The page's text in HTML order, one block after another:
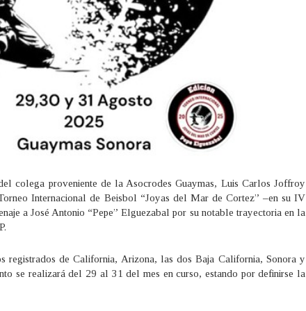
colega proveniente de la Asocrodes Guaymas, Luis Carlos Joffroy
Internacional de Beisbol “Joyas del Mar de Cortez” –en su IV
a José Antonio “Pepe” Elguezabal por su notable trayectoria en la
registrados de California, Arizona, las dos Baja California, Sonora y
se realizará del 29 al 31 del mes en curso, estando por definirse la